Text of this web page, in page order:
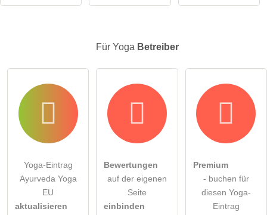
Für Yoga Betreiber
Yoga-Eintrag
Ayurveda Yoga
EU
aktualisieren
Bewertungen
auf der eigenen
Seite
einbinden
Premium
- buchen für
diesen Yoga-
Eintrag